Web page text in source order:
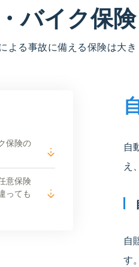
バイク保険
よる事故に備える保険は大
保険の
意保険
っても
自
え
自
す